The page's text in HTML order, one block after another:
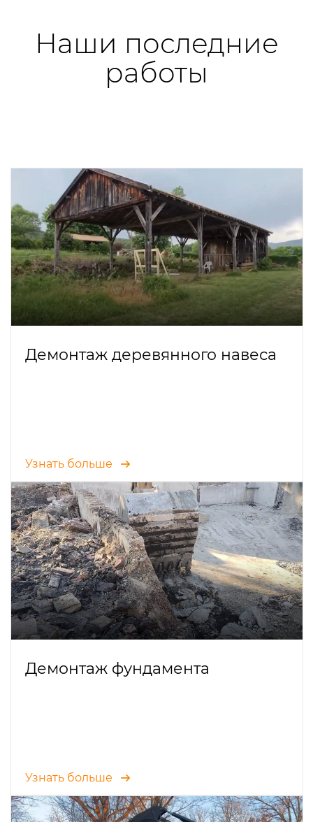
Наши последние
работы
Демонтаж деревянного навеса
Узнать больше
Демонтаж фундамента
Узнать больше